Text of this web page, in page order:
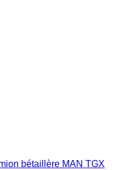
bétaillère MAN TGX